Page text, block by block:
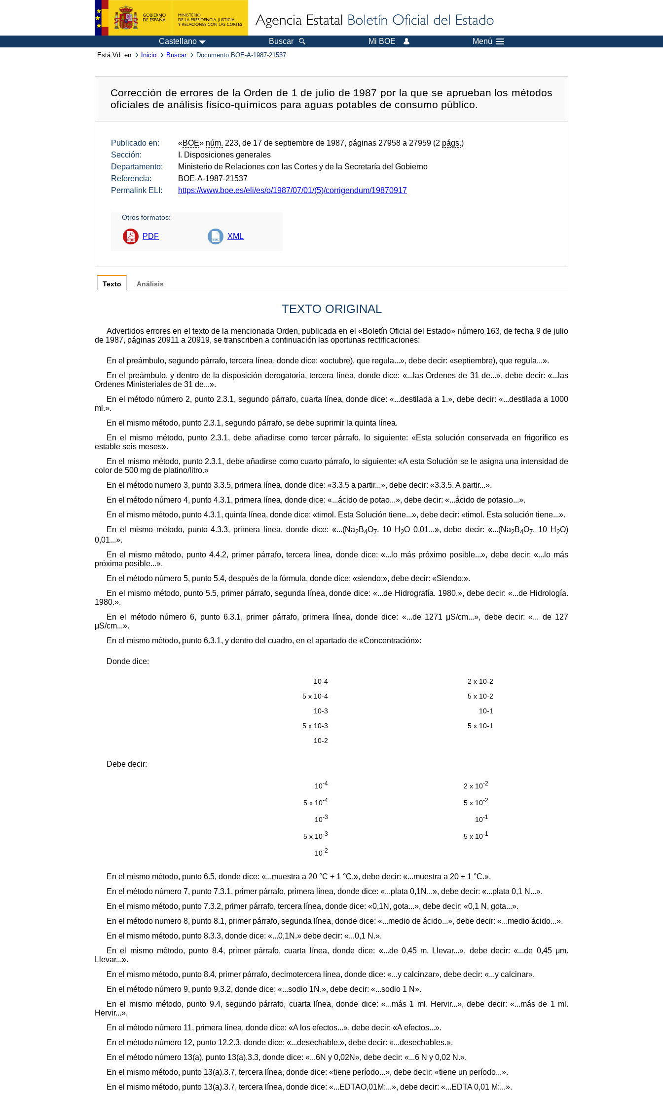
Castellano Buscar Mi BOE Menú
Está Vd. en Inicio Buscar Documento BOE-A-1987-21537
Corrección de errores de la Orden de 1 de julio de 1987 por la que se aprueban los métodos
oficiales de análisis fisico-químicos para aguas potables de consumo público.
Publicado en: «BOE» núm. 223, de 17 de septiembre de 1987, páginas 27958 a 27959 (2 págs.)
Sección:
I. Disposiciones generales
Departamento:
Ministerio de Relaciones con las Cortes y de la Secretaría del Gobierno
Referencia:
BOE-A-1987-21537
Permalink ELI:
https://www.boe.es/eli/es/o/1987/07/01/(5)/corrigendum/19870917
Otros formatos:
PDF XML
Texto
TEXTO ORIGINAL
Advertidos errores en el texto de la mencionada Orden, publicada en el «Boletín Oficial del Estado» número 163, de fecha 9 de julio
de 1987, páginas 20911 a 20919, se transcriben a continuación las oportunas rectificaciones:
En el preámbulo, segundo párrafo, tercera línea, donde dice: «octubre), que regula...», debe decir: «septiembre), que regula...».
En el preámbulo, y dentro de la disposición derogatoria, tercera línea, donde dice: «...las Ordenes de 31 de...», debe decir: «...las
Ordenes Ministeriales de 31 de...».
En el método número 2, punto 2.3.1, segundo párrafo, cuarta línea, donde dice: «...destilada a 1.», debe decir: «...destilada a 1000
ml.».
En el mismo método, punto 2.3.1, segundo párrafo, se debe suprimir la quinta línea.
En el mismo método, punto 2.3.1, debe añadirse como tercer párrafo, lo siguiente: «Esta solución conservada en frigorífico es
estable seis meses».
En el mismo método, punto 2.3.1, debe añadirse como cuarto párrafo, lo siguiente: «A esta Solución se le asigna una intensidad de
color de 500 mg de platino/litro.»
En el método numero 3, punto 3.3.5, primera línea, donde dice: «3.3.5 a partir...», debe decir: «3.3.5. A partir...».
En el método número 4, punto 4.3.1, primera línea, donde dice: «...ácido de potao...», debe decir: «...ácido de potasio...».
En el mismo método, punto 4.3.1, quinta línea, donde dice: «timol. Esta Solución tiene...», debe decir: «timol. Esta solución tiene...».
En el mismo método, punto 4.3.3, primera línea, donde dice: «...(Na2B4O7. 10 H 2O 0,01...», debe decir: «...(Na2B4O7. 10 H 2O)
0,01...».
En el mismo método, punto 4.4.2, primer párrafo, tercera línea, donde dice: «...lo más próximo posible...», debe decir: «...lo más
próxima posible...».
En el método número 5, punto 5.4, después de la fórmula, donde dice: «siendo:», debe decir: «Siendo:».
En el mismo método, punto 5.5, primer párrafo, segunda línea, donde dice: «...de Hidrografía. 1980.», debe decir: «...de Hidrología.
1980.».
En el método número 6, punto 6.3.1, primer párrafo, primera línea, donde dice: «...de 1271 μS/cm...», debe decir: «... de 127
μS/cm...».
En el mismo método, punto 6.3.1, y dentro del cuadro, en el apartado de «Concentración»:
Donde dice:
10-4
2 x 10-2
5 x 10-4
5 x 10-2
10-3
10-1
5 x 10-3
5 x 10-1
10-2
Debe decir:
10-4 2 x 10-2
5 x 10-4 5 x 10-2
10-3 10-1
5 x 10-3 5 x 10-1
10-2
En el mismo método, punto 6.5, donde dice: «...muestra a 20 °C + 1 °C.», debe decir: «...muestra a 20 ± 1 °C.».
En el método número 7, punto 7.3.1, primer párrafo, primera línea, donde dice: «...plata 0,1N...», debe decir: «...plata 0,1 N...».
En el mismo método, punto 7.3.2, primer párrafo, tercera línea, donde dice: «0,1N, gota...», debe decir: «0,1 N, gota...».
En el método numero 8, punto 8.1, primer párrafo, segunda línea, donde dice: «...medio de ácido...», debe decir: «...medio ácido...».
En el mismo método, punto 8.3.3, donde dice: «...0,1N.» debe decir: «...0,1 N.».
En el mismo método, punto 8.4, primer párrafo, cuarta línea, donde dice: «...de 0,45 m. Llevar...», debe decir: «...de 0,45 μm.
Llevar...».
En el mismo método, punto 8.4, primer párrafo, decimotercera línea, donde dice: «...y calcinzar», debe decir: «...y calcinar».
En el método número 9, punto 9.3.2, donde dice: «...sodio 1N.», debe decir: «...sodio 1 N».
En el mismo método, punto 9.4, segundo párrafo, cuarta línea, donde dice: «...más 1 ml. Hervir...», debe decir: «...más de 1 ml.
Hervir...».
En el método número 11, primera línea, donde dice: «A los efectos...», debe decir: «A efectos...».
En el método número 12, punto 12.2.3, donde dice: «...desechable.», debe decir: «...desechables.».
En el método número 13(a), punto 13(a).3.3, donde dice: «...6N y 0,02N», debe decir: «...6 N y 0,02 N.».
En el mismo método, punto 13(a).3.7, tercera línea, donde dice: «tiene período...», debe decir: «tiene un período...».
En el mismo método, punto 13(a).3.7, tercera línea, donde dice: «...EDTAO,01M:...», debe decir: «...EDTA 0,01 M:...».
Análisis